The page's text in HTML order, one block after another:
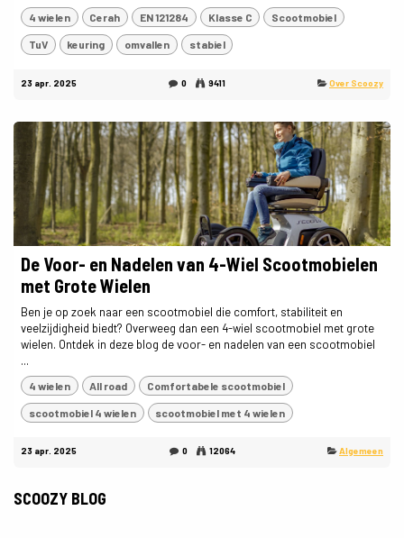
4 wielen Cerah EN 121284 Klasse C Scootmobiel
TuV keuring omvallen stabiel
23 apr. 2025 0 9411 Over Scoozy
De Voor- en Nadelen van 4-Wiel Scootmobielen
met Grote Wielen
Ben je op zoek naar een scootmobiel die comfort, stabiliteit en
veelzijdigheid biedt? Overweeg dan een 4-wiel scootmobiel met grote
wielen. Ontdek in deze blog de voor- en nadelen van een scootmobiel
...
4 wielen All road Comfortabele scootmobiel
scootmobiel 4 wielen scootmobiel met 4 wielen
23 apr. 2025 0 12064 Algemeen
SCOOZY BLOG